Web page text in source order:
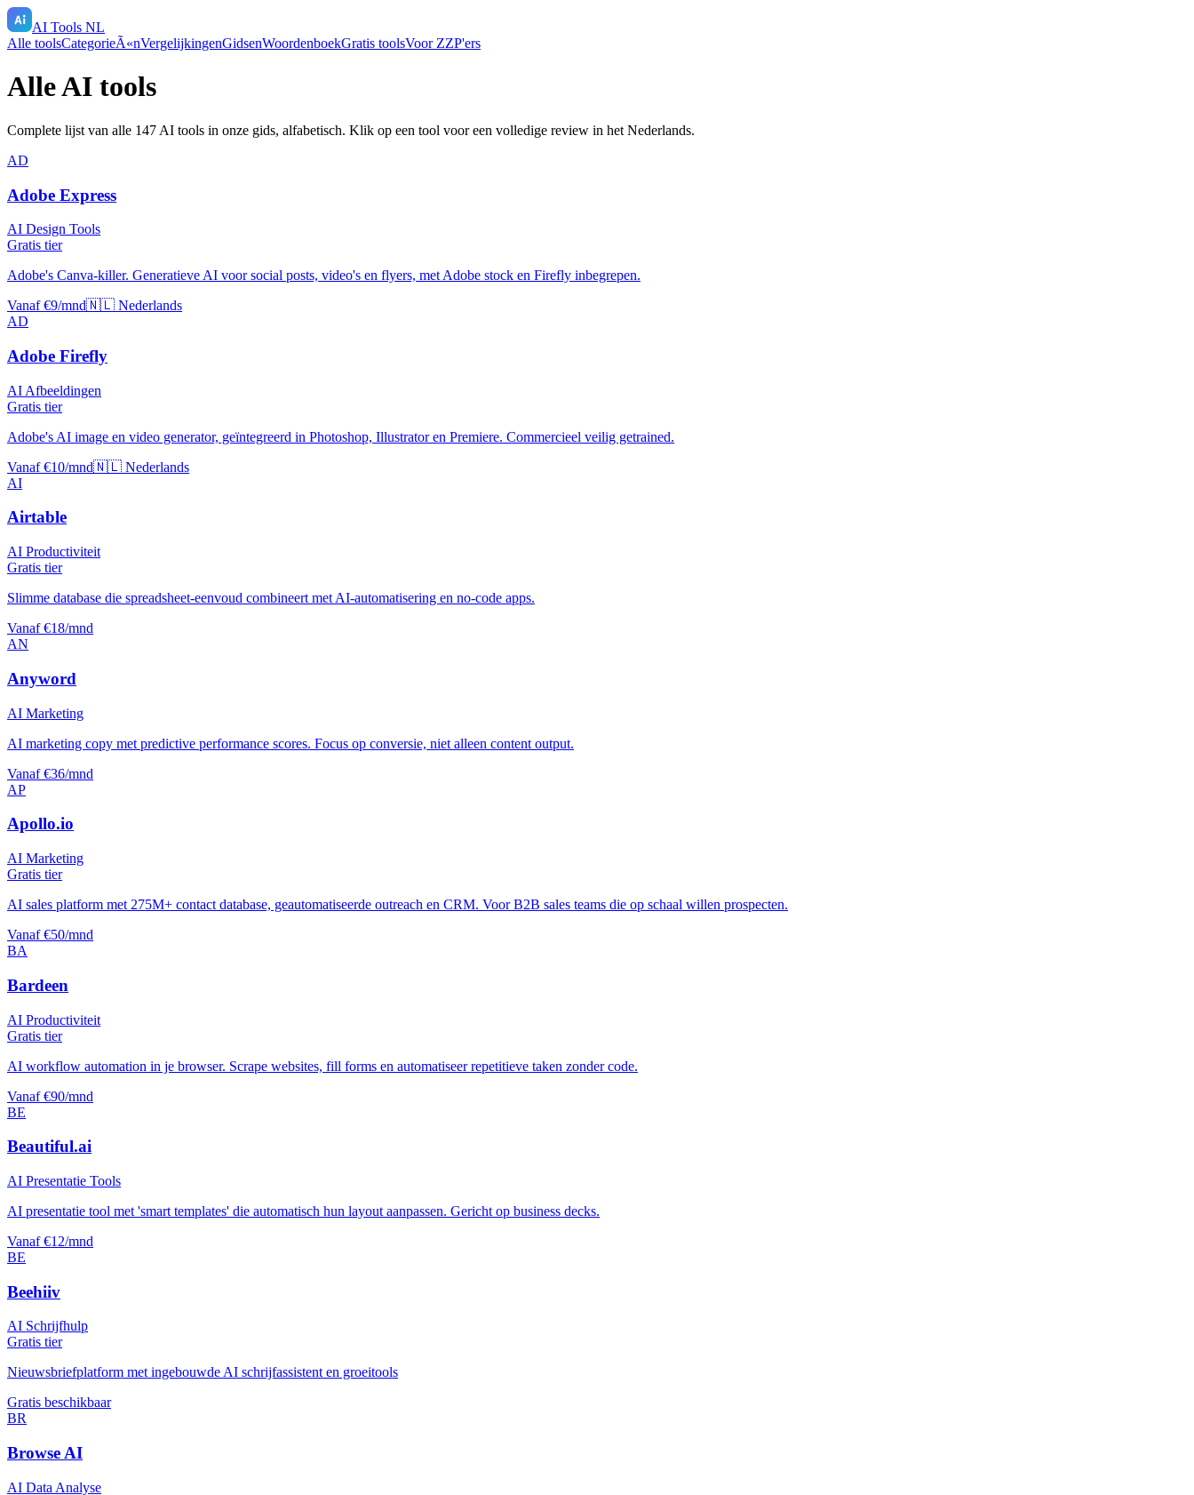
AI Tools NL
Alle toolsCategorieÃ«nVergelijkingenGidsenWoordenboekGratis toolsVoor ZZP'ers
Alle AI tools
Complete lijst van alle 147 AI tools in onze gids, alfabetisch. Klik op een tool voor een volledige review in het Nederlands.
AD
Adobe Express
AI Design Tools
Gratis tier
Adobe's Canva-killer. Generatieve AI voor social posts, video's en flyers, met Adobe stock en Firefly inbegrepen.
Vanaf €9/mnd🇳🇱 Nederlands
AD
Adobe Firefly
AI Afbeeldingen
Gratis tier
Adobe's AI image en video generator, geïntegreerd in Photoshop, Illustrator en Premiere. Commercieel veilig getrained.
Vanaf €10/mnd🇳🇱 Nederlands
AI
Airtable
AI Productiviteit
Gratis tier
Slimme database die spreadsheet-eenvoud combineert met AI-automatisering en no-code apps.
Vanaf €18/mnd
AN
Anyword
AI Marketing
AI marketing copy met predictive performance scores. Focus op conversie, niet alleen content output.
Vanaf €36/mnd
AP
Apollo.io
AI Marketing
Gratis tier
AI sales platform met 275M+ contact database, geautomatiseerde outreach en CRM. Voor B2B sales teams die op schaal willen prospecten.
Vanaf €50/mnd
BA
Bardeen
AI Productiviteit
Gratis tier
AI workflow automation in je browser. Scrape websites, fill forms en automatiseer repetitieve taken zonder code.
Vanaf €90/mnd
BE
Beautiful.ai
AI Presentatie Tools
AI presentatie tool met 'smart templates' die automatisch hun layout aanpassen. Gericht op business decks.
Vanaf €12/mnd
BE
Beehiiv
AI Schrijfhulp
Gratis tier
Nieuwsbriefplatform met ingebouwde AI schrijfassistent en groeitools
Gratis beschikbaar
BR
Browse AI
AI Data Analyse